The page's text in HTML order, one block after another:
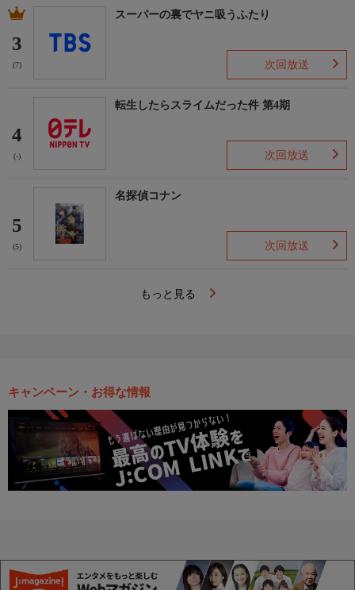
3
(7)
スーパーの裏でヤニ吸うふたり
次回放送
4
(-)
転生したらスライムだった件 第4期
次回放送
5
(5)
名探偵コナン
次回放送
もっと見る
キャンペーン・お得な情報